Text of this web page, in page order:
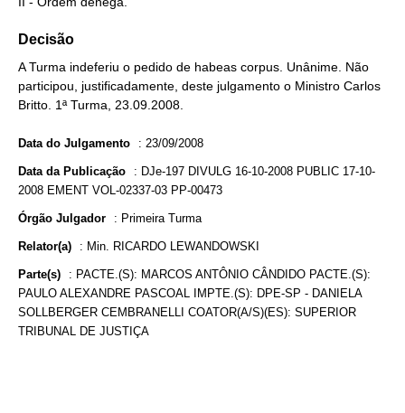
Decisão
A Turma indeferiu o pedido de habeas corpus. Unânime. Não
participou, justificadamente, deste julgamento o Ministro Carlos
Britto. 1ª Turma, 23.09.2008.
Data do Julgamento : 23/09/2008
Data da Publicação : DJe-197 DIVULG 16-10-2008 PUBLIC 17-10-
2008 EMENT VOL-02337-03 PP-00473
Órgão Julgador : Primeira Turma
Relator(a) : Min. RICARDO LEWANDOWSKI
Parte(s) : PACTE.(S): MARCOS ANTÔNIO CÂNDIDO PACTE.(S):
PAULO ALEXANDRE PASCOAL IMPTE.(S): DPE-SP - DANIELA
SOLLBERGER CEMBRANELLI COATOR(A/S)(ES): SUPERIOR
TRIBUNAL DE JUSTIÇA